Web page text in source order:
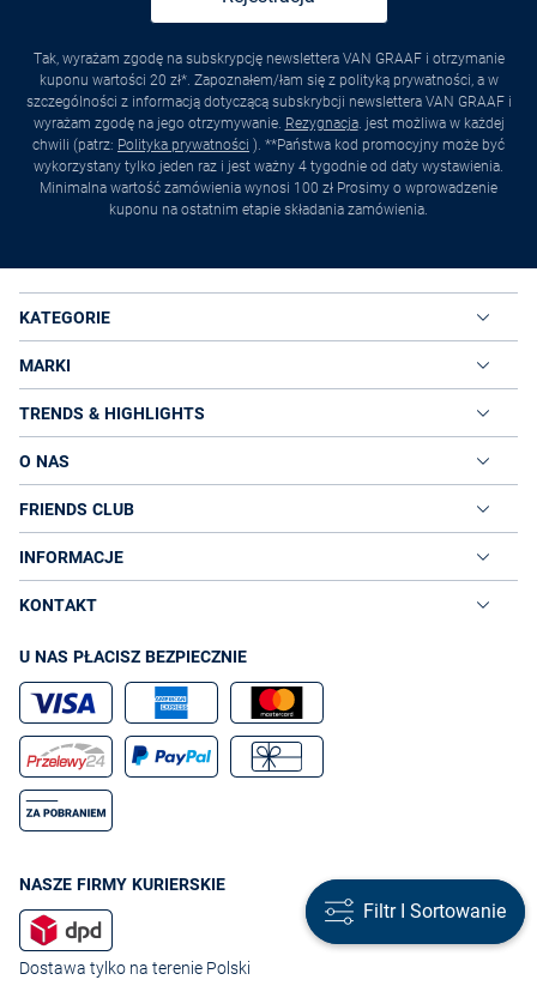
Tak, wyrażam zgodę na subskrypcję newslettera VAN GRAAF i otrzymanie
kuponu wartości 20 zł*. Zapoznałem/łam się z polityką prywatności, a w
szczególności z informacją dotyczącą subskrybcji newslettera VAN GRAAF i
wyrażam zgodę na jego otrzymywanie. Rezygnacja. jest możliwa w każdej
chwili (patrz: Polityka prywatności ). **Państwa kod promocyjny może być
wykorzystany tylko jeden raz i jest ważny 4 tygodnie od daty wystawienia.
Minimalna wartość zamówienia wynosi 100 zł Prosimy o wprowadzenie
kuponu na ostatnim etapie składania zamówienia.
KATEGORIE
MARKI
TRENDS & HIGHLIGHTS
O NAS
FRIENDS CLUB
INFORMACJE
KONTAKT
U NAS PŁACISZ BEZPIECZNIE
NASZE FIRMY KURIERSKIE
Dostawa tylko na terenie Polski
Filtr I Sortowanie
Filtr I Sortowanie